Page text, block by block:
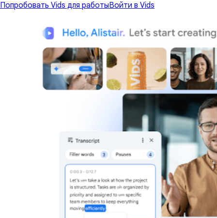
Попробовать Vids для работыВойти в Vids